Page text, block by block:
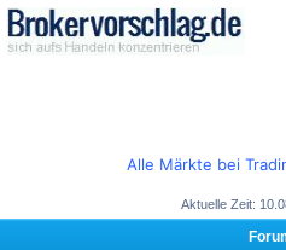
Alle Märkte bei
Aktuelle Zeit: